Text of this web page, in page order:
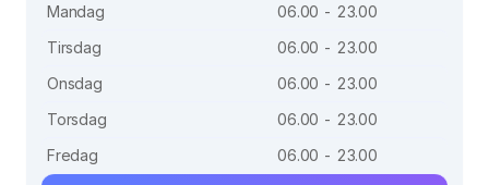
Mandag
06.00 - 23.00
Tirsdag
06.00 - 23.00
Onsdag
06.00 - 23.00
Torsdag
06.00 - 23.00
Fredag
06.00 - 23.00